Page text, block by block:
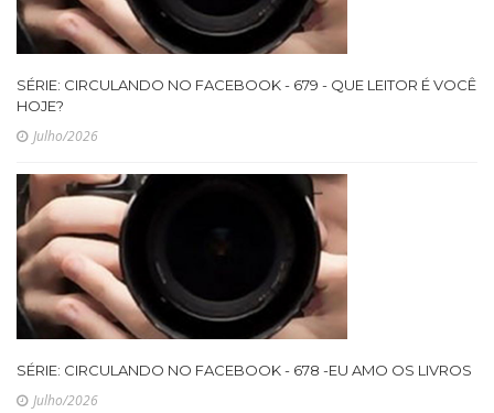
SÉRIE: CIRCULANDO NO FACEBOOK - 679 - QUE LEITOR É VOCÊ
HOJE?
Julho/2026
SÉRIE: CIRCULANDO NO FACEBOOK - 678 -EU AMO OS LIVROS
Julho/2026